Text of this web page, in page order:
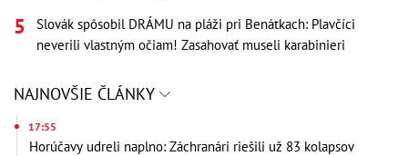
Slovák spôsobil DRÁMU na pláži pri Benátkach: Plavčíci
neverili vlastným očiam! Zasahovať museli karabinieri
NAJNOVŠIE ČLÁNKY
17:55
Horúčavy udreli naplno: Záchranári riešili už 83 kolapsov